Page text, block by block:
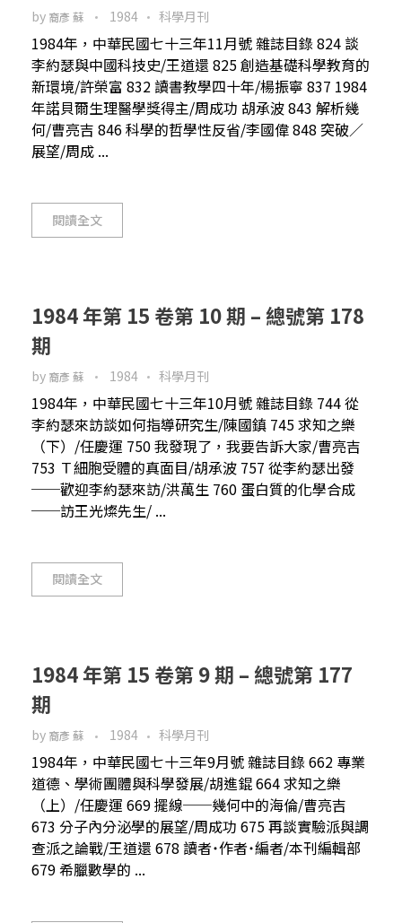
by 裔彥 蘇 1984 科學月刊
1984年，中華民國七十三年11月號 雜誌目錄 824 談
李約瑟與中國科技史/王道還 825 創造基礎科學教育的
新環境/許榮富 832 讀書教學四十年/楊振寧 837 1984
年諾貝爾生理醫學獎得主/周成功 胡承波 843 解析幾
何/曹亮吉 846 科學的哲學性反省/李國偉 848 突破／
展望/周成 ...
閱讀全文
1984 年第 15 卷第 10 期 – 總號第 178
期
by 裔彥 蘇 1984 科學月刊
1984年，中華民國七十三年10月號 雜誌目錄 744 從
李約瑟來訪談如何指導研究生/陳國鎮 745 求知之樂
（下）/任慶運 750 我發現了，我要告訴大家/曹亮吉
753 Ｔ細胞受體的真面目/胡承波 757 從李約瑟出發
──歡迎李約瑟來訪/洪萬生 760 蛋白質的化學合成
──訪王光燦先生/ ...
閱讀全文
1984 年第 15 卷第 9 期 – 總號第 177
期
by 裔彥 蘇 1984 科學月刊
1984年，中華民國七十三年9月號 雜誌目錄 662 專業
道德、學術團體與科學發展/胡進錕 664 求知之樂
（上）/任慶運 669 擺線──幾何中的海倫/曹亮吉
673 分子內分泌學的展望/周成功 675 再談實驗派與調
查派之論戰/王道還 678 讀者˙作者˙編者/本刊編輯部
679 希臘數學的 ...